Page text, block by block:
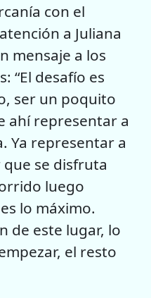
con el
a Juliana
mensaje a los
“El desafío es
ser un poquito
ahí representar a
Ya representar a
se disfruta
luego
lo máximo.
de este lugar, lo
el resto